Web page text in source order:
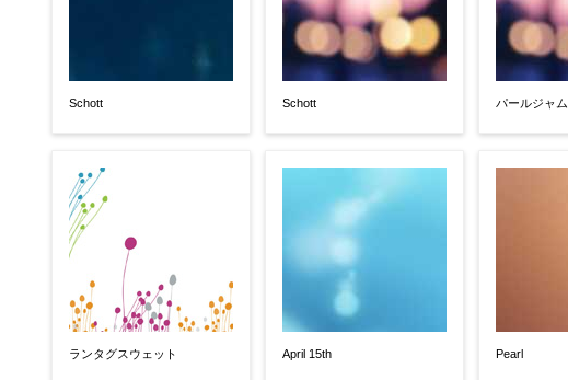
Schott
ランタグスウェット
Schott
April 15th
パールジャム
Pearl